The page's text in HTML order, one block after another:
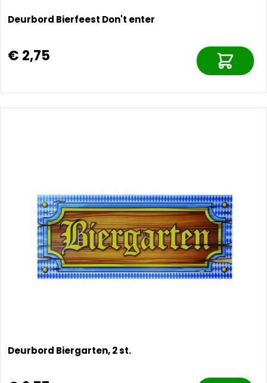
Deurbord Bierfeest Don't enter
€ 2,75
Deurbord Biergarten, 2 st.